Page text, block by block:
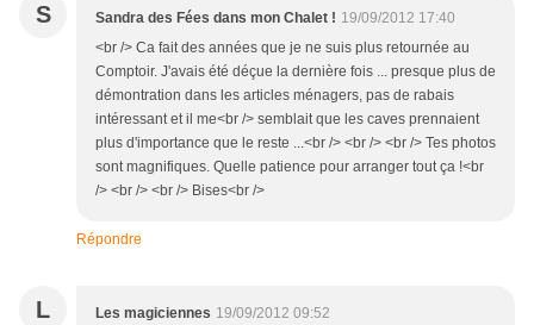
S Sandra des Fées dans mon Chalet ! 19/09/2012 17:40
<br /> Ca fait des années que je ne suis plus retournée au
Comptoir. J'avais été déçue la dernière fois ... presque plus de
démontration dans les articles ménagers, pas de rabais
intéressant et il me<br /> semblait que les caves prennaient
plus d'importance que le reste ...<br /> <br /> <br /> Tes photos
sont magnifiques. Quelle patience pour arranger tout ça !<br
/> <br /> <br /> Bises<br />
Répondre
L Les magiciennes 19/09/2012 09:52